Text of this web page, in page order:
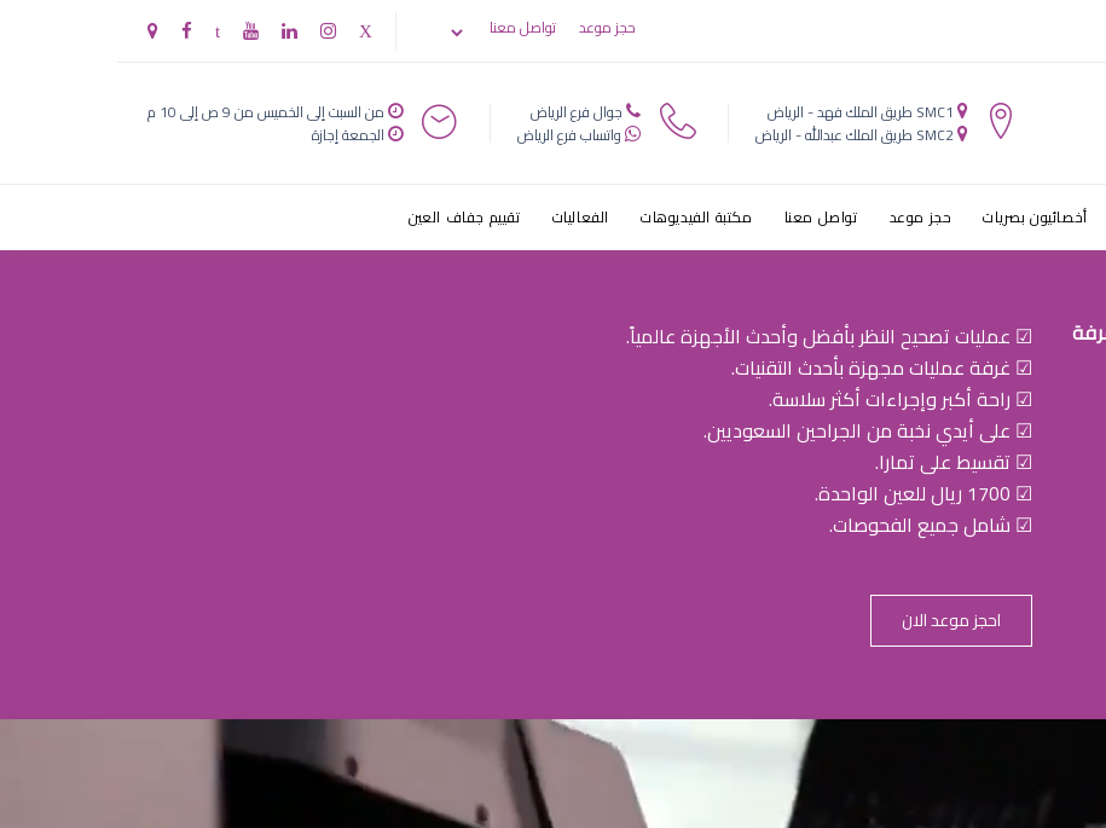
نهائيا حجز موعد تواصل معنا
SMC1 طريق الملك فهد - الرياض
SMC2 طريق الملك عبدالله - الرياض
جوال فرع الرياض
واتساب فرع الرياض
من السبت إلى الخميس من 9 ص إلى 10 م
الجمعة إجازة
أخصائيون بصريات حجز موعد تواصل معنا مكتبة الفيديوهات الفعاليات تقييم جفاف العين
☑ عمليات تصحيح النظر بأفضل وأحدث الأجهزة عالمياً.
☑ غرفة عمليات مجهزة بأحدث التقنيات.
☑ راحة أكبر وإجراءات أكثر سلاسة.
☑ على أيدي نخبة من الجراحين السعوديين.
☑ تقسيط على تمارا.
☑ 1700 ريال للعين الواحدة.
☑ شامل جميع الفحوصات.
احجز موعد الان